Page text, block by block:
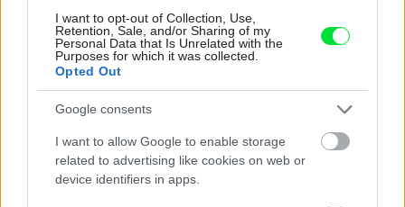
I want to opt-out of Collection, Use,
Retention, Sale, and/or Sharing of my
Personal Data that Is Unrelated with the
Purposes for which it was collected.
Opted Out
Google consents
I want to allow Google to enable storage
related to advertising like cookies on web or
device identifiers in apps.